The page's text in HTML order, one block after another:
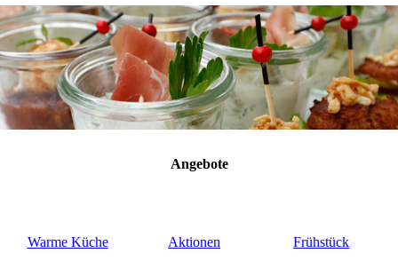
Angebote
Warme Küche Aktionen Frühstück